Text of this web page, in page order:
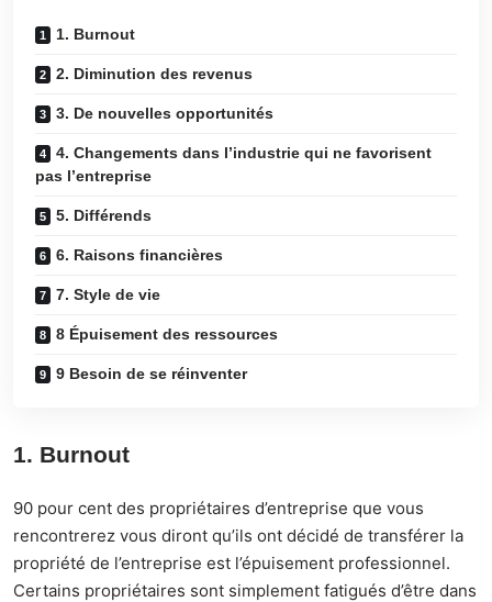
1. Burnout
2. Diminution des revenus
3. De nouvelles opportunités
4. Changements dans l’industrie qui ne favorisent
pas l’entreprise
5. Différends
6. Raisons financières
7. Style de vie
8 Épuisement des ressources
9 Besoin de se réinventer
1. Burnout
90 pour cent des propriétaires d’entreprise que vous
rencontrerez vous diront qu’ils ont décidé de transférer la
propriété de l’entreprise est l’épuisement professionnel.
Certains propriétaires sont simplement fatigués d’être dans